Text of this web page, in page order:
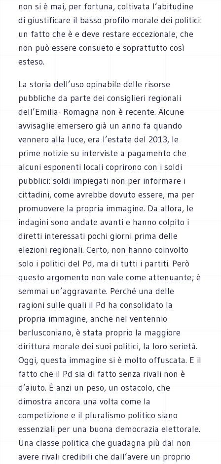
non si è mai, per fortuna, coltivata l’abitudine
di giustificare il basso profilo morale dei politici:
un fatto che è e deve restare eccezionale, che
non può essere consueto e soprattutto così
esteso.
La storia dell’uso opinabile delle risorse
pubbliche da parte dei consiglieri regionali
dell’Emilia- Romagna non è recente. Alcune
avvisaglie emersero già un anno fa quando
vennero alla luce, era l’estate del 2013, le
prime notizie su interviste a pagamento che
alcuni esponenti locali coprirono con i soldi
pubblici: soldi impiegati non per informare i
cittadini, come avrebbe dovuto essere, ma per
promuovere la propria immagine. Da allora, le
indagini sono andate avanti e hanno colpito i
diretti interessati pochi giorni prima delle
elezioni regionali. Certo, non hanno coinvolto
solo i politici del Pd, ma di tutti i partiti. Però
questo argomento non vale come attenuante; è
semmai un’aggravante. Perché una delle
ragioni sulle quali il Pd ha consolidato la
propria immagine, anche nel ventennio
berlusconiano, è stata proprio la maggiore
dirittura morale dei suoi politici, la loro serietà.
Oggi, questa immagine si è molto offuscata. E il
fatto che il Pd sia di fatto senza rivali non è
d’aiuto. È anzi un peso, un ostacolo, che
dimostra ancora una volta come la
competizione e il pluralismo politico siano
essenziali per una buona democrazia elettorale.
Una classe politica che guadagna più dal non
avere rivali credibili che dall’avere un proprio